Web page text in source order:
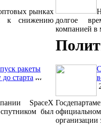
рынках
к снижению долгое
компанией в
ракеты
старта
SpaceX
был
организации